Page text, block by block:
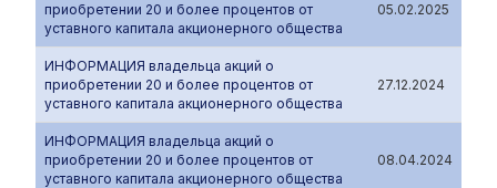
приобретении 20 и более процентов от
уставного капитала акционерного общества
05.02.2025
ИНФОРМАЦИЯ владельца акций о
приобретении 20 и более процентов от
уставного капитала акционерного общества
27.12.2024
ИНФОРМАЦИЯ владельца акций о
приобретении 20 и более процентов от
уставного капитала акционерного общества
08.04.2024